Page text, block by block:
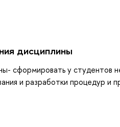
дисциплины
сформировать у студентов
и разработки процедур и